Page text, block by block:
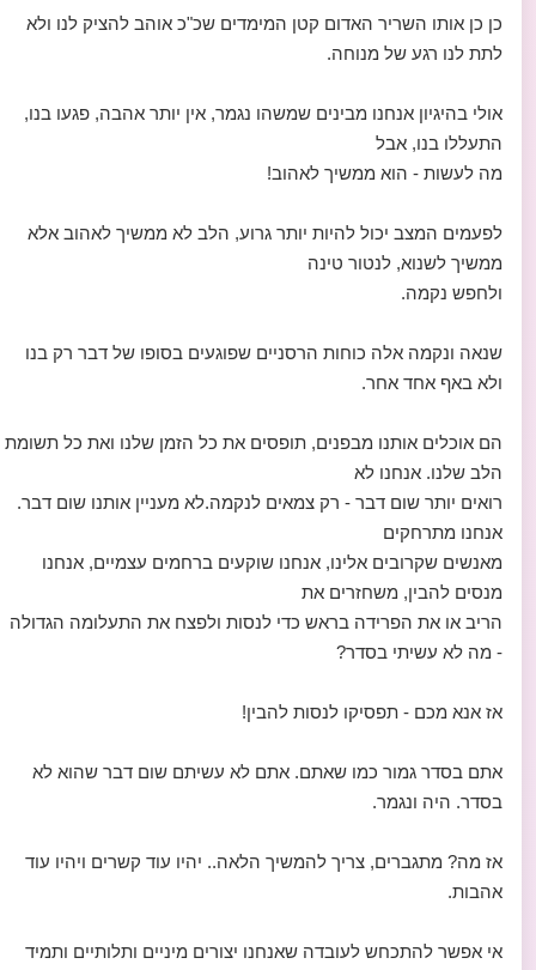
כן כן אותו השריר האדום קטן המימדים שכ"כ אוהב להציק לנו ולא
לתת לנו רגע של מנוחה.
אולי בהיגיון אנחנו מבינים שמשהו נגמר, אין יותר אהבה, פגעו בנו,
התעללו בנו, אבל
מה לעשות - הוא ממשיך לאהוב!
לפעמים המצב יכול להיות יותר גרוע, הלב לא ממשיך לאהוב אלא
ממשיך לשנוא, לנטור טינה
ולחפש נקמה.
שנאה ונקמה אלה כוחות הרסניים שפוגעים בסופו של דבר רק בנו
ולא באף אחד אחר.
הם אוכלים אותנו מבפנים, תופסים את כל הזמן שלנו ואת כל תשומת
הלב שלנו. אנחנו לא
רואים יותר שום דבר - רק צמאים לנקמה.לא מעניין אותנו שום דבר.
אנחנו מתרחקים
מאנשים שקרובים אלינו, אנחנו שוקעים ברחמים עצמיים, אנחנו
מנסים להבין, משחזרים את
הריב או את הפרידה בראש כדי לנסות ולפצח את התעלומה הגדולה
- מה לא עשיתי בסדר?
אז אנא מכם - תפסיקו לנסות להבין!
אתם בסדר גמור כמו שאתם. אתם לא עשיתם שום דבר שהוא לא
בסדר. היה ונגמר.
אז מה? מתגברים, צריך להמשיך הלאה.. יהיו עוד קשרים ויהיו עוד
אהבות.
אי אפשר להתכחש לעובדה שאנחנו יצורים מיניים ותלותיים ותמיד